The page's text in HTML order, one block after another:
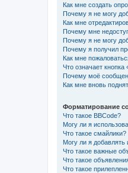
Как мне создать
Почему я не могу
Как мне
Почему мне
Почему я не могу
Почему я получил
Как мне
Что означает
Почему моё
Как мне вновь
Форматирование
Что такое BBCode?
Могу ли я
Что такое смайлики?
Могу ли я
Что такое важные
Что такое
Что такое